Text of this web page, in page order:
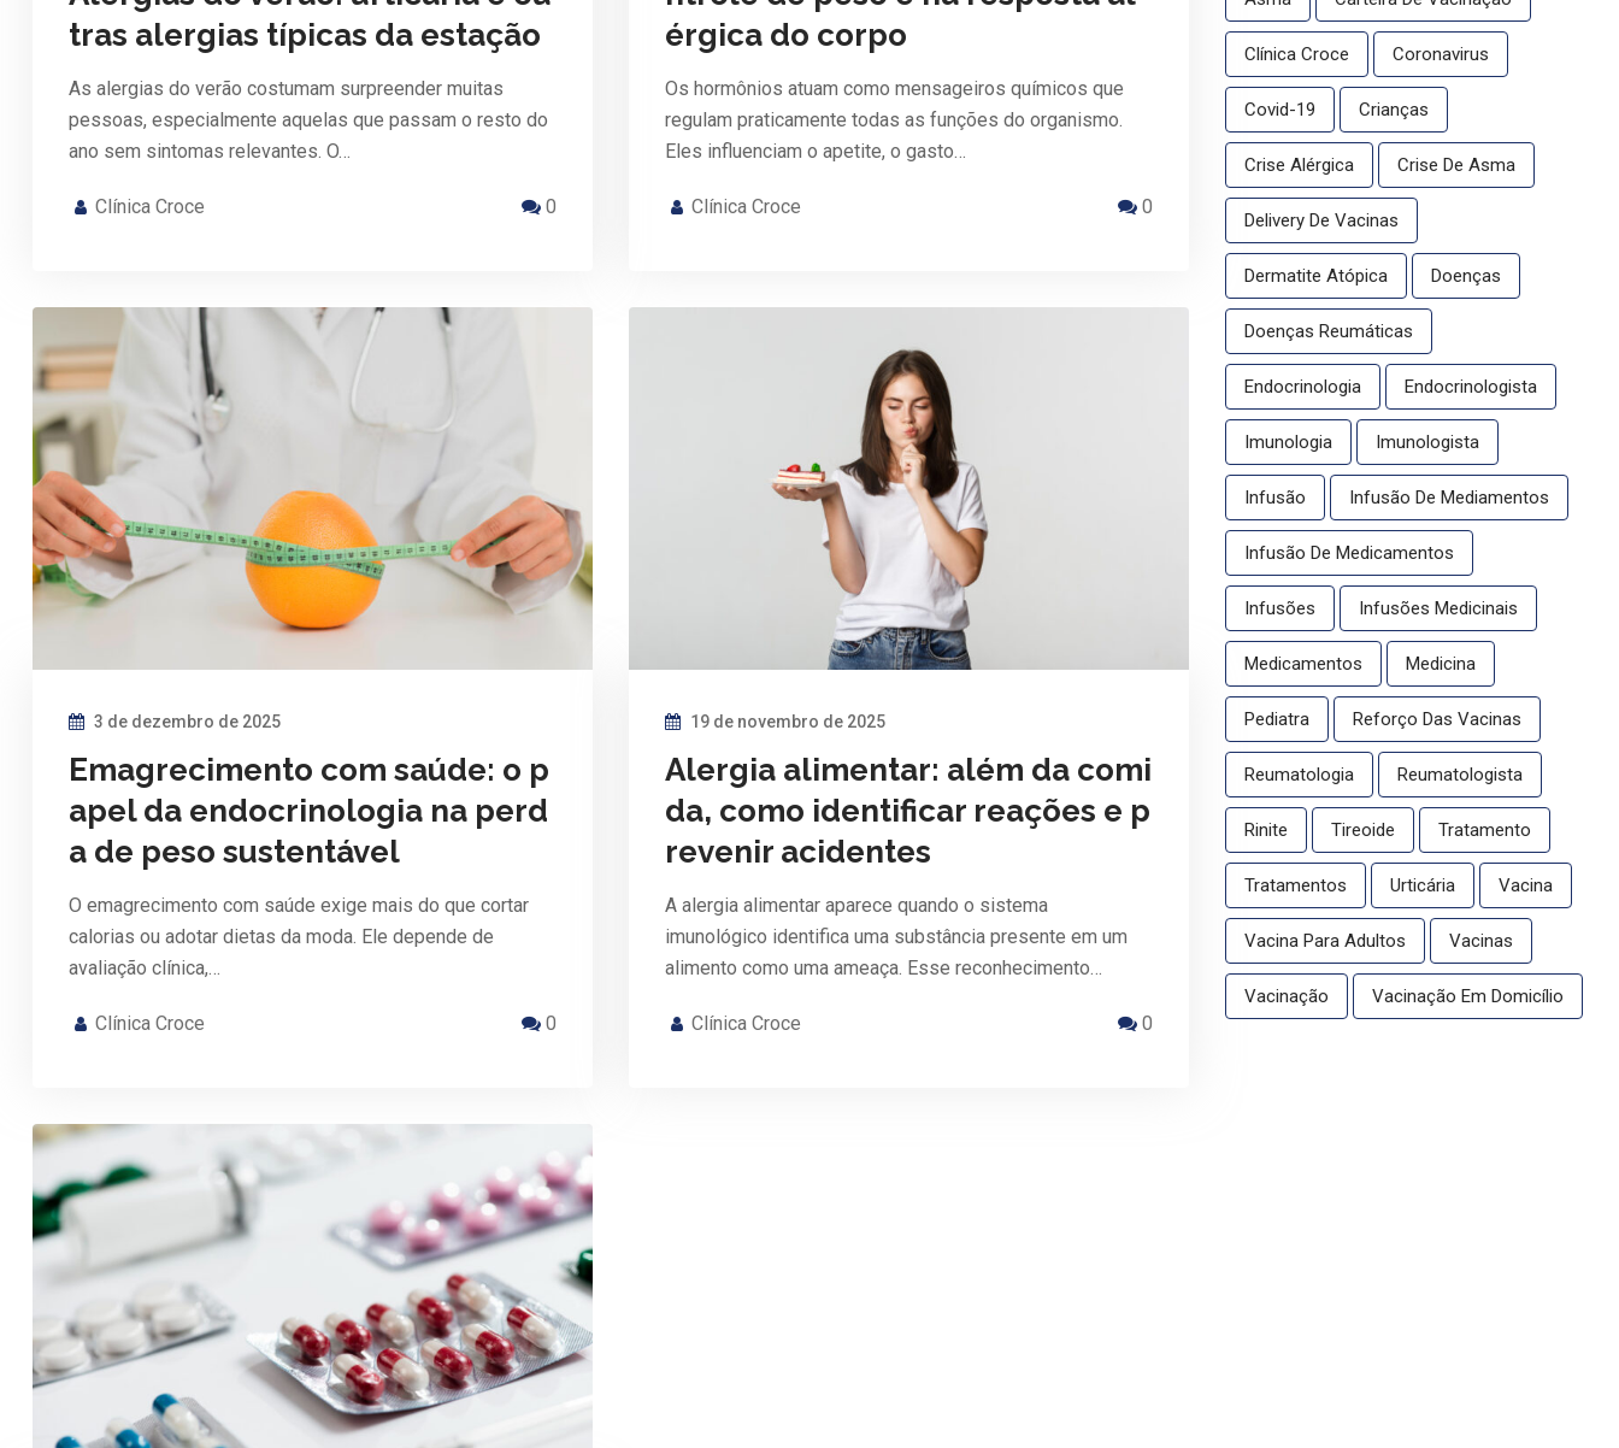
érgica do corpo
Os hormônios atuam como mensageiros químicos que
regulam praticamente todas as funções do organismo.
Eles influenciam o apetite, o gasto…
Clínica Croce 0
tras alergias típicas da estação
As alergias do verão costumam surpreender muitas
pessoas, especialmente aquelas que passam o resto do
ano sem sintomas relevantes. O…
Clínica Croce 0
3 de dezembro de 2025
Emagrecimento com saúde: o p
apel da endocrinologia na perd
a de peso sustentável
O emagrecimento com saúde exige mais do que cortar
calorias ou adotar dietas da moda. Ele depende de
avaliação clínica,…
Clínica Croce 0
19 de novembro de 2025
Alergia alimentar: além da comi
da, como identificar reações e p
revenir acidentes
A alergia alimentar aparece quando o sistema
imunológico identifica uma substância presente em um
alimento como uma ameaça. Esse reconhecimento…
Clínica Croce 0
Clínica Croce Coronavirus
Covid-19 Crianças
Crise Alérgica Crise De Asma
Delivery De Vacinas
Dermatite Atópica Doenças
Doenças Reumáticas
Endocrinologia Endocrinologista
Imunologia Imunologista
Infusão Infusão De Mediamentos
Infusão De Medicamentos
Infusões Infusões Medicinais
Medicamentos Medicina
Pediatra Reforço Das Vacinas
Reumatologia Reumatologista
Rinite Tireoide Tratamento
Tratamentos Urticária Vacina
Vacina Para Adultos Vacinas
Vacinação Vacinação Em Domicílio